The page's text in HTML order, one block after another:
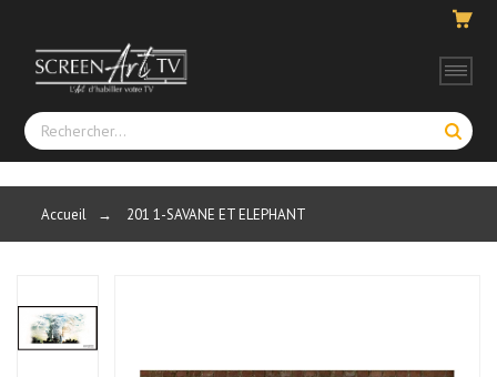
Accueil → 201 1-SAVANE ET ELEPHANT